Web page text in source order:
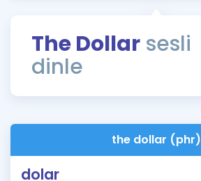
Rehberlik Aracı
ÖSYM Sınav Takvimi
İngilizce Gramer
The Dollar sesli
dinle
the dollar (phr)
dolar